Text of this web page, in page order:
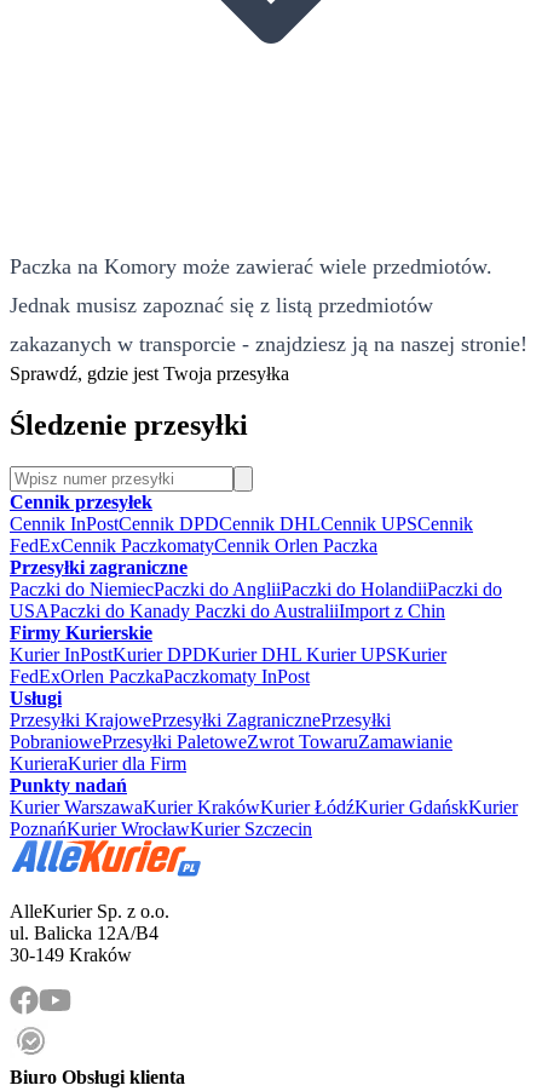
Paczka na Komory może zawierać wiele przedmiotów.
Jednak musisz zapoznać się z listą przedmiotów
zakazanych w transporcie - znajdziesz ją na naszej stronie!
Sprawdź, gdzie jest Twoja przesyłka
Śledzenie przesyłki
Cennik przesyłek
Cennik InPostCennik DPDCennik DHLCennik UPSCennik
FedExCennik PaczkomatyCennik Orlen Paczka
Przesyłki zagraniczne
Paczki do NiemiecPaczki do AngliiPaczki do HolandiiPaczki do
USAPaczki do Kanady Paczki do AustraliiImport z Chin
Firmy Kurierskie
Kurier InPostKurier DPDKurier DHL Kurier UPSKurier
FedExOrlen PaczkaPaczkomaty InPost
Usługi
Przesyłki KrajowePrzesyłki ZagranicznePrzesyłki
PobraniowePrzesyłki PaletoweZwrot TowaruZamawianie
KurieraKurier dla Firm
Punkty nadań
Kurier WarszawaKurier KrakówKurier ŁódźKurier GdańskKurier
PoznańKurier WrocławKurier Szczecin
AlleKurier Sp. z o.o.
ul. Balicka 12A/B4
30-149 Kraków
Biuro Obsługi klienta